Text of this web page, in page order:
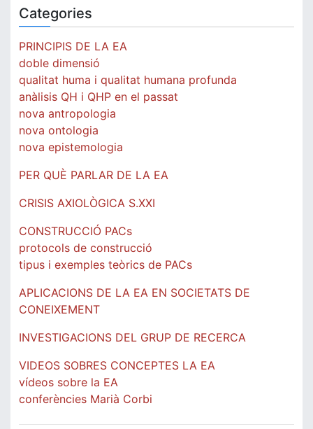
Categories
PRINCIPIS DE LA EA
doble dimensió
qualitat huma i qualitat humana profunda
anàlisis QH i QHP en el passat
nova antropologia
nova ontologia
nova epistemologia
PER QUÈ PARLAR DE LA EA
CRISIS AXIOLÒGICA S.XXI
CONSTRUCCIÓ PACs
protocols de construcció
tipus i exemples teòrics de PACs
APLICACIONS DE LA EA EN SOCIETATS DE
CONEIXEMENT
INVESTIGACIONS DEL GRUP DE RECERCA
VIDEOS SOBRES CONCEPTES LA EA
vídeos sobre la EA
conferències Marià Corbi